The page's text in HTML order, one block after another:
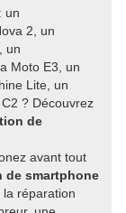
un
2, un
un
Moto E3, un
Lite, un
? Découvrez
de
avant tout
de smartphone
réparation